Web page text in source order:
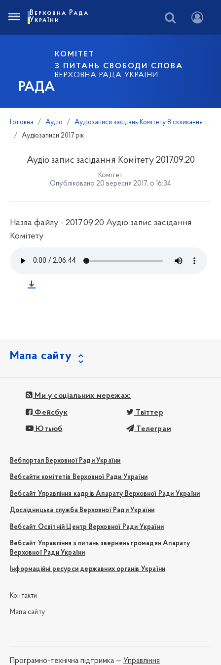
РАДА
КОМІТЕТ
З ПИТАНЬ СВОБОДИ СЛОВА
ВЕРХОВНА РАДА УКРАЇНИ
Верховна Рада
України
Головна Аудіо
Аудіозаписи засідань Комітету 8 скликання
Аудіозаписи 2017 рік
Аудіо запис засідання Комітету 2017.09.20
Комітет
Опубліковано 20 вересня 2017, о 16:34
Назва файлу - 2017.09.20 Аудіо запис засідання
Комітету
Мапа сайту
Ми у соціальних мережах:
Фейсбук Твіттер
Ютьюб Телеграм
Вебпортал Верховної Ради України
Вебсайти комітетів Верховної Ради України
Вебсайт Управління кадрів Апарату Верховної Ради України
Дослідницька служба Верховної Ради України
Вебсайт Освітній Центр Верховної Ради України
Вебсайт Управління з питань звернень громадян Апарату
Верховної Ради України
Інформаційні ресурси державних органів України
Контакти
Мапа сайту
Програмно-технічна підтримка — Управління